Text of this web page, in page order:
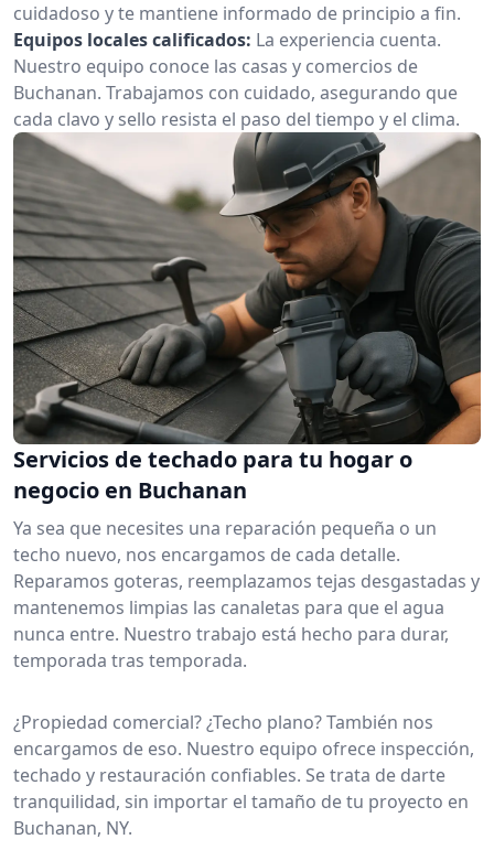
cuidadoso y te mantiene informado de principio a fin.
Equipos locales calificados: La experiencia cuenta.
Nuestro equipo conoce las casas y comercios de
Buchanan. Trabajamos con cuidado, asegurando que
cada clavo y sello resista el paso del tiempo y el clima.
Servicios de techado para tu hogar o
negocio en Buchanan
Ya sea que necesites una reparación pequeña o un
techo nuevo, nos encargamos de cada detalle.
Reparamos goteras, reemplazamos tejas desgastadas y
mantenemos limpias las canaletas para que el agua
nunca entre. Nuestro trabajo está hecho para durar,
temporada tras temporada.
¿Propiedad comercial? ¿Techo plano? También nos
encargamos de eso. Nuestro equipo ofrece inspección,
techado y restauración confiables. Se trata de darte
tranquilidad, sin importar el tamaño de tu proyecto en
Buchanan, NY.